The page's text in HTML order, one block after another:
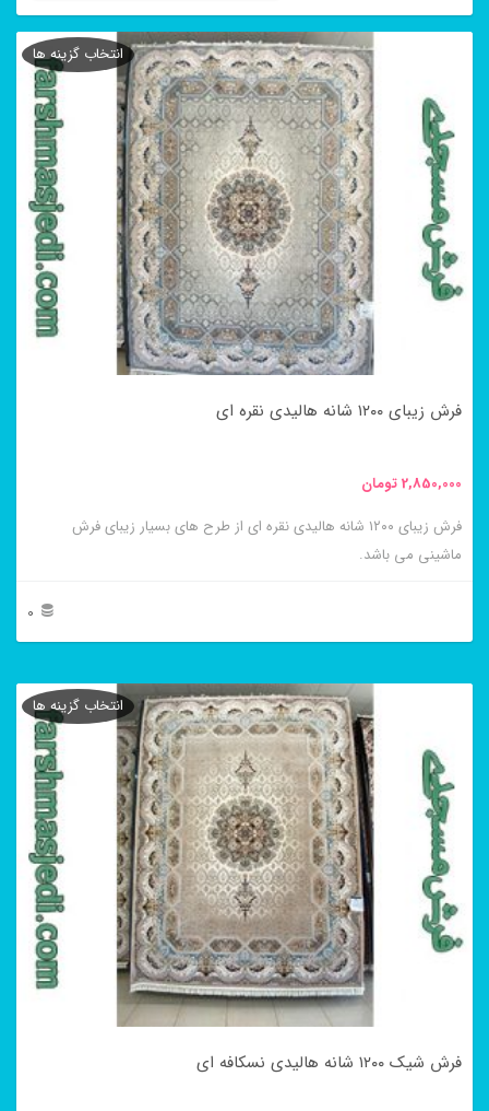
فرش زیبای ۱۲۰۰ شانه هالیدی نقره ای
2,850,000تومان
فرش زیبای ۱۲۰۰ شانه هالیدی نقره ای از طرح های بسیار زیبای فرش
ماشینی می باشد.
0
انتخاب گزینه ها
محصول
مختلفی
باشد.
گزینه
ها
صفحه
فرش شیک ۱۲۰۰ شانه هالیدی نسکافه ای
انتخاب گزینه ها